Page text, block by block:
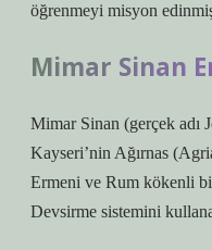
öğrenmeyi misyon
Mimar Sinan
Mimar Sinan (gerçek adı
Kayseri’nin Ağırnas
Ermeni ve Rum kökenli
Devsirme sistemini